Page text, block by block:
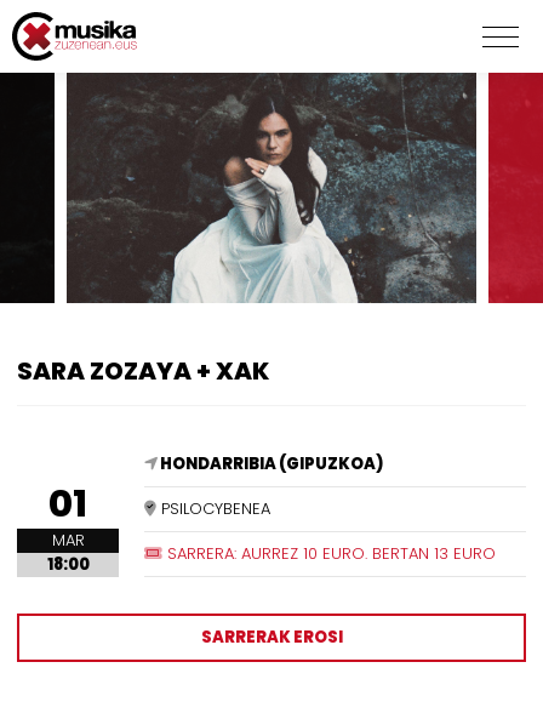
SARA ZOZAYA + XAK
01
MAR
18:00
HONDARRIBIA (GIPUZKOA)
PSILOCYBENEA
SARRERA: AURREZ 10 EURO. BERTAN 13 EURO
SARRERAK EROSI